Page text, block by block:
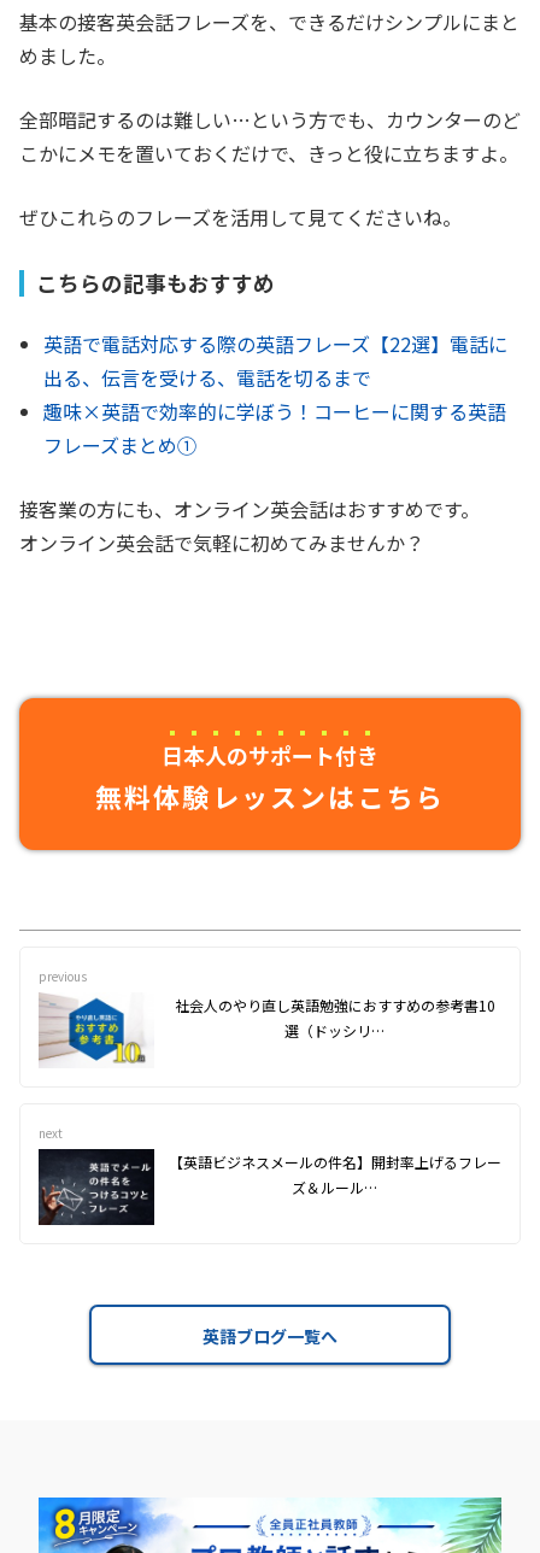
基本の接客英会話フレーズを、できるだけシンプルにまと
めました。
全部暗記するのは難しい…という方でも、カウンターのど
こかにメモを置いておくだけで、きっと役に立ちますよ。
ぜひこれらのフレーズを活用して見てくださいね。
こちらの記事もおすすめ
英語で電話対応する際の英語フレーズ【22選】電話に
出る、伝言を受ける、電話を切るまで
趣味×英語で効率的に学ぼう！コーヒーに関する英語
フレーズまとめ①
接客業の方にも、オンライン英会話はおすすめです。
オンライン英会話で気軽に初めてみませんか？
日本人のサポート付き
無料体験レッスンはこちら
previous
社会人のやり直し英語勉強におすすめの参考書10
選（ドッシリ…
next
【英語ビジネスメールの件名】開封率上げるフレー
ズ＆ルール…
英語ブログ一覧へ